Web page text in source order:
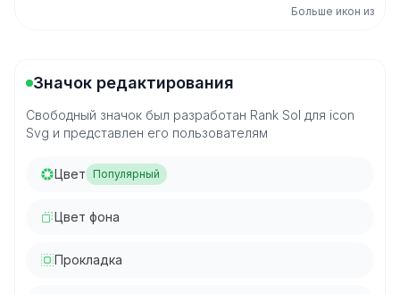
Больше икон из
Значок редактирования
Свободный значок был разработан Rank Sol для icon
Svg и представлен его пользователям
Цвет Популярный
Цвет фона
Прокладка